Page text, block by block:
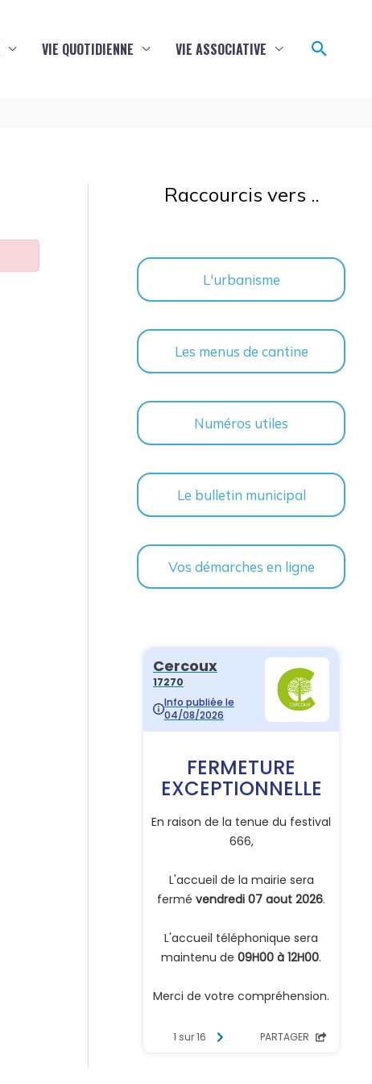
VIE QUOTIDIENNE VIE ASSOCIATIVE
Raccourcis vers ..
L'urbanisme
Les menus de cantine
Numéros utiles
Le bulletin municipal
Vos démarches en ligne